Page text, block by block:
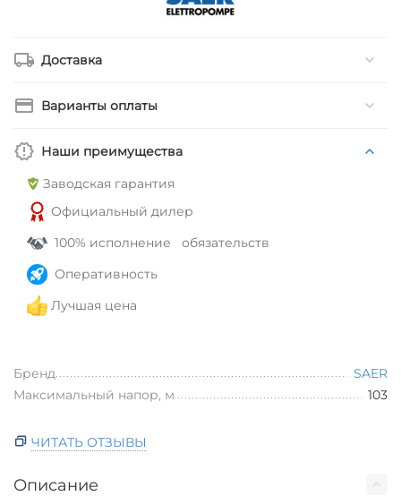
Доставка
Варианты оплаты
Наши преимущества
Заводская гарантия
Официальный дилер
100% исполнение обязательств
Оперативность
Лучшая цена
Бренд
SAER
Максимальный напор, м
103
ЧИТАТЬ ОТЗЫВЫ
Описание